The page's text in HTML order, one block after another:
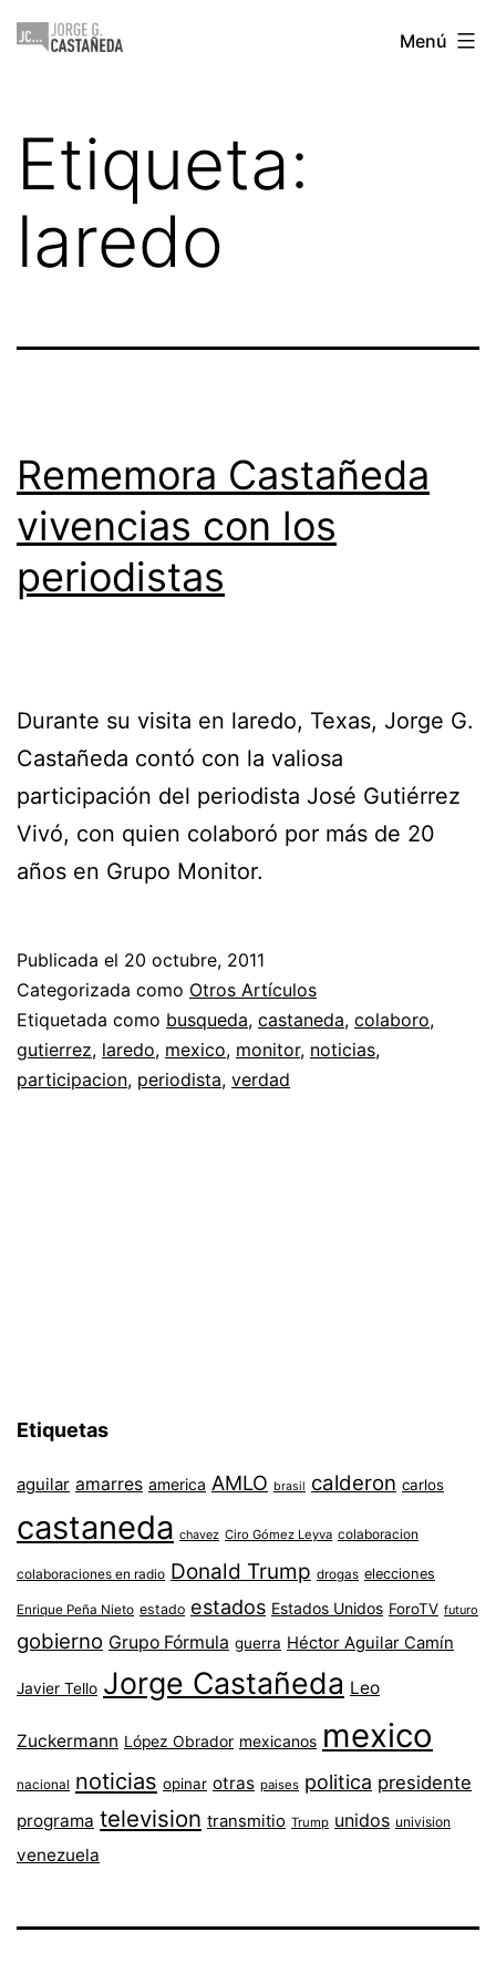
Saltar
Jorge
Menú
Etiqueta:
laredo
Rememora Castañeda
vivencias con los
periodistas
Durante su visita en laredo, Texas, Jorge G.
Castañeda contó con la valiosa
participación del periodista José Gutiérrez
Vivó, con quien colaboró por más de 20
años en Grupo Monitor.
Publicada el 20 octubre, 2011
Categorizada como Otros Artículos
Etiquetada como busqueda, castaneda, colaboro,
gutierrez, laredo, mexico, monitor, noticias,
participacion, periodista, verdad
Etiquetas
aguilar amarres america AMLO brasil calderon carlos
castaneda chavez Ciro Gómez Leyva colaboracion
colaboraciones en radio Donald Trump drogas elecciones
Enrique Peña Nieto estado estados Estados Unidos ForoTV futuro
gobierno Grupo Fórmula guerra Héctor Aguilar Camín
Javier Tello Jorge Castañeda Leo
Zuckermann López Obrador mexicanos mexico
nacional noticias opinar otras paises politica presidente
programa television transmitio Trump unidos univision
venezuela